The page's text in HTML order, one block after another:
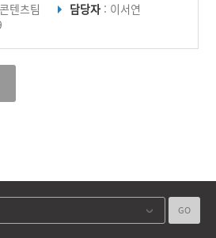
텐츠팀 담당자 : 이서연
GO